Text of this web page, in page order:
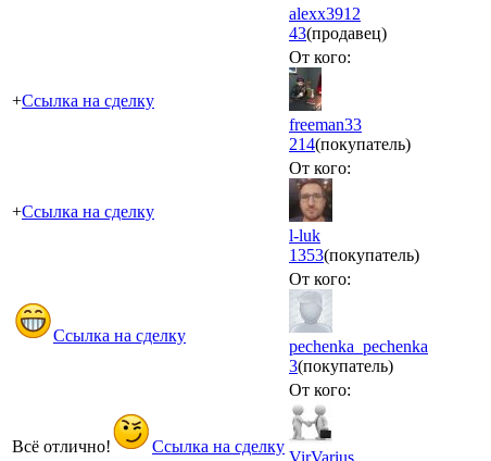
alexx3912
43(продавец)
+Ссылка на сделку
От кого:
freeman33
214(покупатель)
+Ссылка на сделку
От кого:
l-luk
1353(покупатель)
Ссылка на сделку
От кого:
pechenka_pechenka
3(покупатель)
Всё отлично! Ссылка на сделку
От кого:
VirVarius